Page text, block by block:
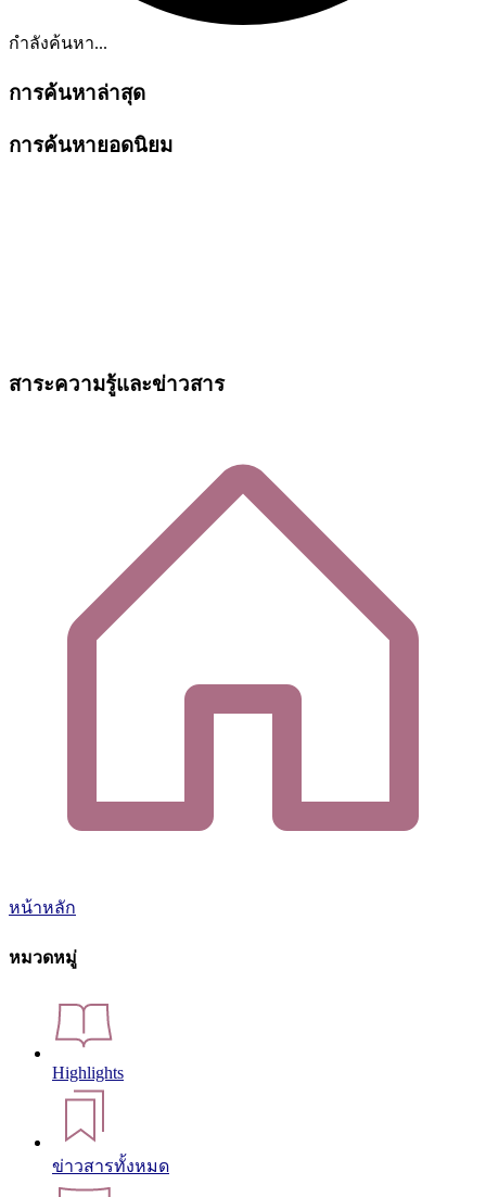
กำลังค้นหา...
การค้นหาล่าสุด
การค้นหายอดนิยม
สาระความรู้และข่าวสาร
หน้าหลัก
หมวดหมู่
Highlights
ข่าวสารทั้งหมด